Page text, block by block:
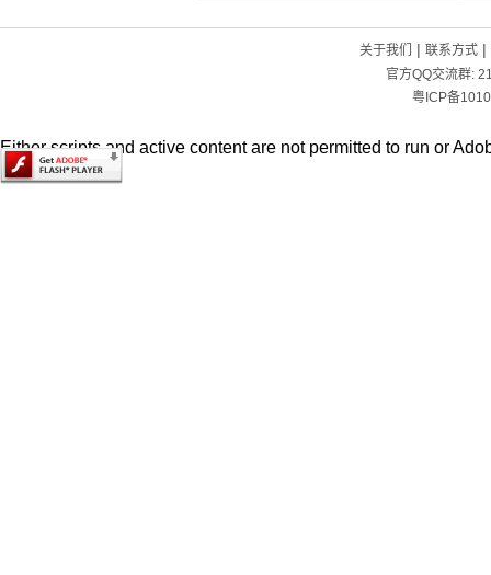
关于我们 | 联系方式|
官方QQ交流群:
粤ICP备
Either scripts and active content are not permitted to run or